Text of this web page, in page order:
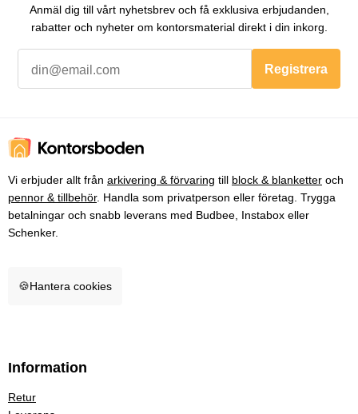
Anmäl dig till vårt nyhetsbrev och få exklusiva erbjudanden,
rabatter och nyheter om kontorsmaterial direkt i din inkorg.
Registrera
Vi erbjuder allt från arkivering & förvaring till block & blanketter och
pennor & tillbehör. Handla som privatperson eller företag. Trygga
betalningar och snabb leverans med Budbee, Instabox eller
Schenker.
🍪Hantera cookies
Information
Retur